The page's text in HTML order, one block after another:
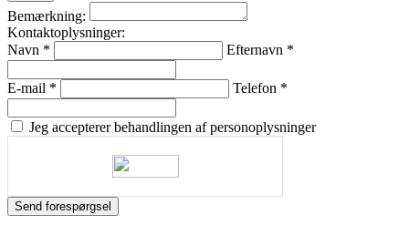
Bemærkning:
Kontaktoplysninger:
Navn * Efternavn *
E-mail * Telefon *
Jeg accepterer behandlingen af personoplysninger
Send forespørgsel